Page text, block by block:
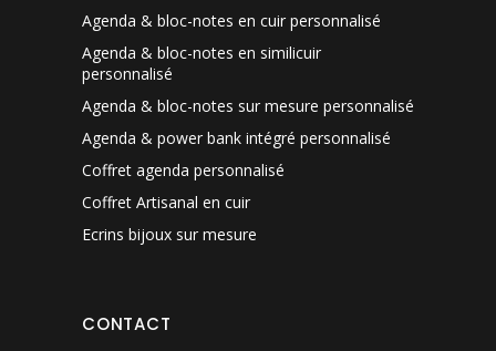
Agenda & bloc-notes en cuir personnalisé
Agenda & bloc-notes en similicuir
personnalisé
Agenda & bloc-notes sur mesure personnalisé
Agenda & power bank intégré personnalisé
Coffret agenda personnalisé
Coffret Artisanal en cuir
Ecrins bijoux sur mesure
CONTACT